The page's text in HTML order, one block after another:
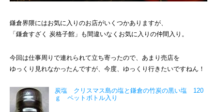
鎌倉界隈にはお気に入りのお店がいくつかありますが、
「鎌倉すざく 炭格子館」も間違いなくお気に入りの仲間入り。
今回は仕事周りで連れられて立ち寄ったので、あまり売店を
ゆっくり見れなかったんですが、今度、ゆっくり行きたいですねん！
炭塩 クリスマス島の塩と鎌倉の竹炭の黒い塩 120
ｇ ペットボトル入り